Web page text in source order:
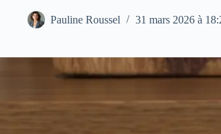
Pauline Roussel 31 mars 2026 à